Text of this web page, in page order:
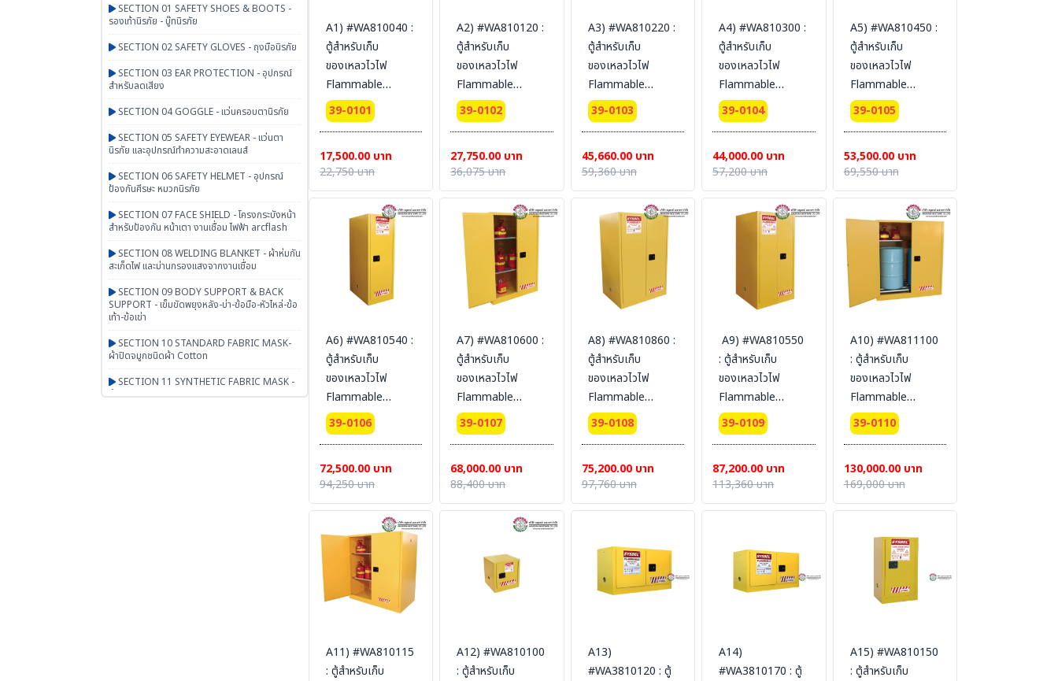
SECTION 01 SAFETY SHOES & BOOTS -
รองเท้านิรภัย - บู๊ทนิรภัย
SECTION 02 SAFETY GLOVES - ถุงมือนิรภัย
SECTION 03 EAR PROTECTION - อุปกรณ์
สำหรับลดเสียง
SECTION 04 GOGGLE - แว่นครอบตานิรภัย
SECTION 05 SAFETY EYEWEAR - แว่นตา
นิรภัย และอุปกรณ์ทำความสะอาดเลนส์
SECTION 06 SAFETY HELMET - อุปกรณ์
ป้องกันศีรษะ หมวกนิรภัย
SECTION 07 FACE SHIELD - โครงกระบังหน้า
สำหรับป้องกัน หน้าเตา งานเชื่อม ไฟฟ้า arcflash
SECTION 08 WELDING BLANKET - ผ้าห่มกัน
สะเก็ดไฟ และม่านกรองแสงจากงานเชื่อม
SECTION 09 BODY SUPPORT & BACK
SUPPORT - เข็มขัดพยุงหลัง-บ่า-ข้อมือ-หัวไหล่-ข้อ
เท้า-ข้อเข่า
SECTION 10 STANDARD FABRIC MASK-
ผ้าปิดจมูกชนิดผ้า Cotton
SECTION 11 SYNTHETIC FABRIC MASK -
ผ้าปิดจมูกเสริมใยสังเคราะห์ UN95 SERIES
A1) #WA810040 :
ตู้สำหรับเก็บ
ของเหลวไวไฟ
Flammable
Cabinets 15 L 1
door (manual)
Ext dimension
56x43x43
SYSBEL (ไม่รวม
สายดิน)
39-0101
17,500.00 บาท
22,750 บาท
A2) #WA810120 :
ตู้สำหรับเก็บ
ของเหลวไวไฟ
Flammable
Cabinets 45 L 1
door (manual)
Ext dimension
89x59x46
SYSBEL (ไม่รวม
สายดิน)
39-0102
27,750.00 บาท
36,075 บาท
A3) #WA810220 :
ตู้สำหรับเก็บ
ของเหลวไวไฟ
Flammable
Cabinets 83 L 1
door (manual)
Ext dimension
165x60x46
SYSBEL (ไม่รวม
สายดิน)
39-0103
45,660.00 บาท
59,360 บาท
A4) #WA810300 :
ตู้สำหรับเก็บ
ของเหลวไวไฟ
Flammable
Cabinets 114 L 2
door (manual)
Ext dimension
112x109x46 cm.
SYSBEL (ไม่รวม
สายดิน)
39-0104
44,000.00 บาท
57,200 บาท
A5) #WA810450 :
ตู้สำหรับเก็บ
ของเหลวไวไฟ
Flammable
Cabinets 170 L 2
door (manual)
Ext dimension
165x109x46 cm.
SYSBEL (ไม่รวม
สายดิน)
39-0105
53,500.00 บาท
69,550 บาท
A6) #WA810540 :
ตู้สำหรับเก็บ
ของเหลวไวไฟ
Flammable
Cabinets 204 L 1
door (manual)
Ext dimension
165x60x87
SYSBEL (ไม่รวม
39-0106
72,500.00 บาท
94,250 บาท
A7) #WA810600 :
ตู้สำหรับเก็บ
ของเหลวไวไฟ
Flammable
Cabinets 227 L 2
door (manual)
Ext dimension
165x86x86
SYSBEL (ไม่รวม
39-0107
68,000.00 บาท
88,400 บาท
A8) #WA810860 :
ตู้สำหรับเก็บ
ของเหลวไวไฟ
Flammable
Cabinets 340 L 2
door (manual)
Ext dimension
165x109x86
SYSBEL (ไม่รวม
39-0108
75,200.00 บาท
97,760 บาท
A9) #WA810550
: ตู้สำหรับเก็บ
ของเหลวไวไฟ
Flammable
Cabinets 207 L 2
door (manual)
Ext dimension
165x86x86
SYSBEL (ไม่รวม
39-0109
87,200.00 บาท
113,360 บาท
A10) #WA811100
: ตู้สำหรับเก็บ
ของเหลวไวไฟ
Flammable
Cabinets 415 L 2
door (manual)
Packing
dimension
165x150x86
สายดิน)
39-0110
130,000.00 บาท
169,000 บาท
A11) #WA810115
: ตู้สำหรับเก็บ
A12) #WA810100
: ตู้สำหรับเก็บ
A13)
#WA3810120 : ตู้
A14)
#WA3810170 : ตู้
A15) #WA810150
: ตู้สำหรับเก็บ